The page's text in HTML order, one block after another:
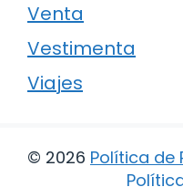
Venta
Vestimenta
Viajes
© 2026 Política de